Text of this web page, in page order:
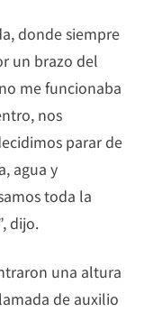
donde siempre
un brazo del
me funcionaba
nos
parar de
agua y
toda la
dijo.
una altura
de auxilio